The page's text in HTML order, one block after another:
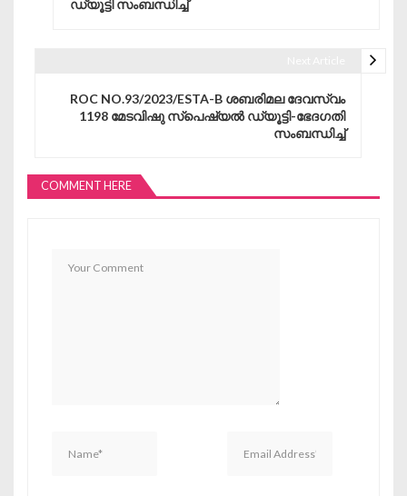
ഡ്യൂട്ടി സംബന്ധിച്ച്
ROC NO.93/2023/ESTA-B ശബരിമല ദേവസ്വം
1198 മേടവിഷു സ്പെഷ്യൽ ഡ്യൂട്ടി-ഭേദഗതി
സംബന്ധിച്ച്
COMMENT HERE